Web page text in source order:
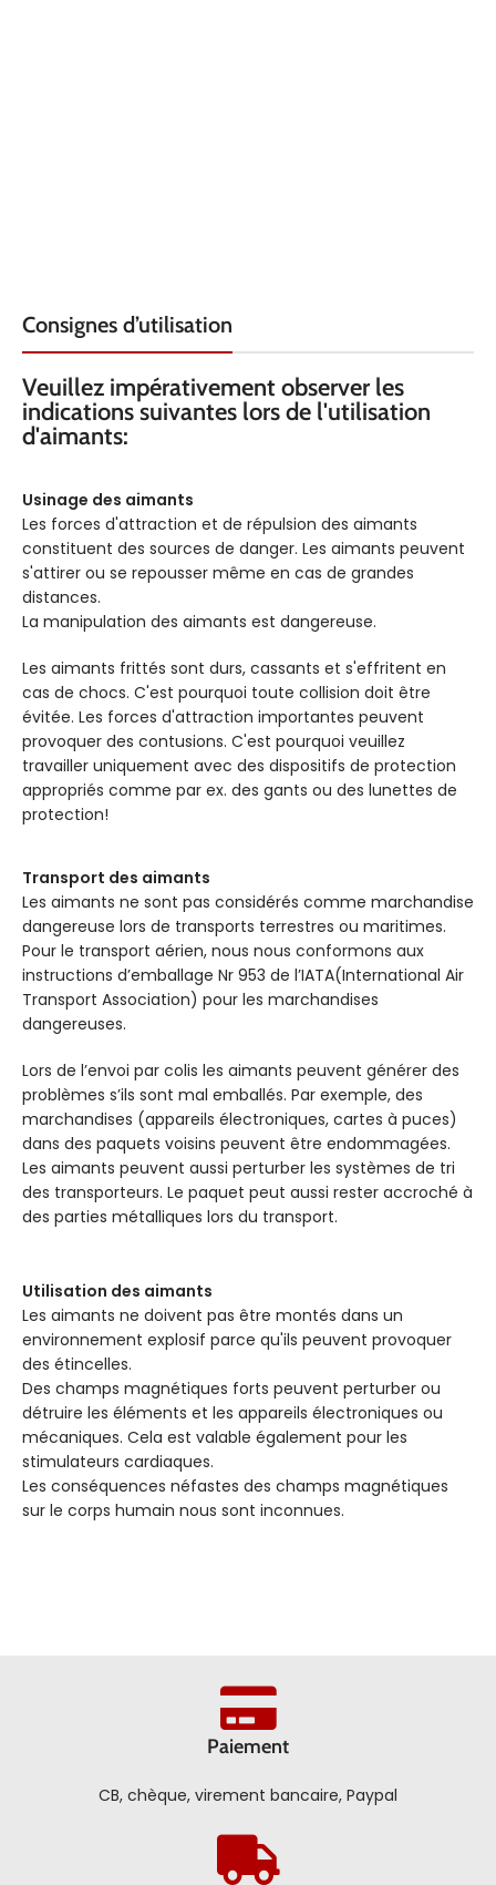
TEMPÉRATURE
AXE
D'AIMANTATION
selon
l'épaisseur
AXE
D'AIMANTATION
Consignes d’utilisation
Veuillez impérativement observer les
indications suivantes lors de l'utilisation
d'aimants:
Usinage des aimants
Les forces d'attraction et de répulsion des aimants
constituent des sources de danger. Les aimants peuvent
s'attirer ou se repousser même en cas de grandes
distances.
La manipulation des aimants est dangereuse.
Les aimants frittés sont durs, cassants et s'effritent en
cas de chocs. C'est pourquoi toute collision doit être
évitée. Les forces d'attraction importantes peuvent
provoquer des contusions. C'est pourquoi veuillez
travailler uniquement avec des dispositifs de protection
appropriés comme par ex. des gants ou des lunettes de
protection!
Transport des aimants
Les aimants ne sont pas considérés comme marchandise
dangereuse lors de transports terrestres ou maritimes.
Pour le transport aérien, nous nous conformons aux
instructions d’emballage Nr 953 de l’IATA(International Air
Transport Association) pour les marchandises
dangereuses.
Lors de l’envoi par colis les aimants peuvent générer des
problèmes s’ils sont mal emballés. Par exemple, des
marchandises (appareils électroniques, cartes à puces)
dans des paquets voisins peuvent être endommagées.
Les aimants peuvent aussi perturber les systèmes de tri
des transporteurs. Le paquet peut aussi rester accroché à
des parties métalliques lors du transport.
Utilisation des aimants
Les aimants ne doivent pas être montés dans un
environnement explosif parce qu'ils peuvent provoquer
des étincelles.
Des champs magnétiques forts peuvent perturber ou
détruire les éléments et les appareils électroniques ou
mécaniques. Cela est valable également pour les
stimulateurs cardiaques.
Les conséquences néfastes des champs magnétiques
sur le corps humain nous sont inconnues.
Paiement
CB, chèque, virement bancaire, Paypal